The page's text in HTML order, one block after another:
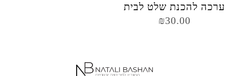
ערכה להכנת שלט לבית
₪30.00